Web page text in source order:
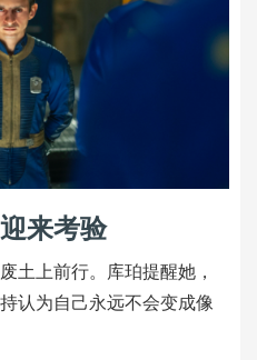
来考验
土上前行。库珀提醒她，
认为自己永远不会变成像